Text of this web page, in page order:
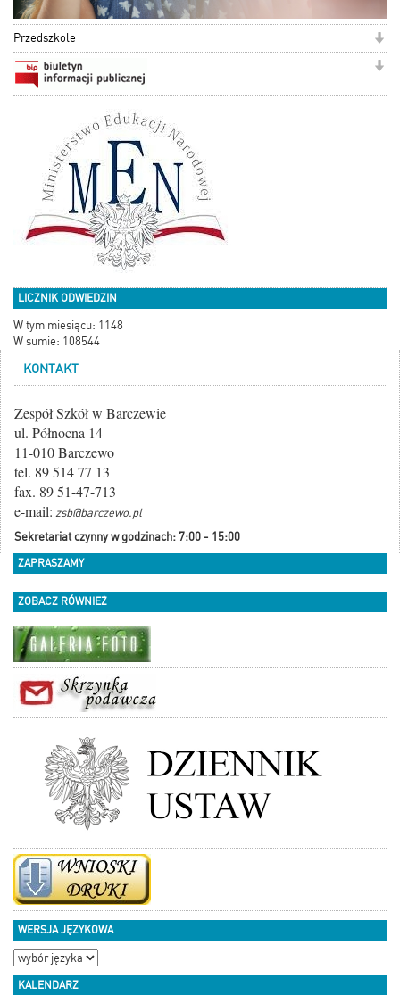
Przedszkole
LICZNIK ODWIEDZIN
W tym miesiącu: 1148
W sumie: 108544
KONTAKT
Zespół Szkół w Barczewie
ul. Północna 14
11-010 Barczewo
tel. 89 514 77 13
fax. 89 51-47-713
e-mail: zsb@barczewo.pl
Sekretariat czynny w godzinach: 7:00 - 15:00
ZAPRASZAMY
ZOBACZ RÓWNIEŻ
WERSJA JĘZYKOWA
KALENDARZ